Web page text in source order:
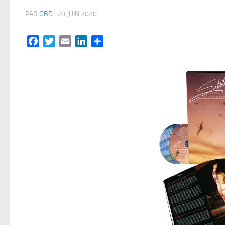
PAR GBD · 20 JUIN 2020
FacebookTwitterEmail LinkedIn